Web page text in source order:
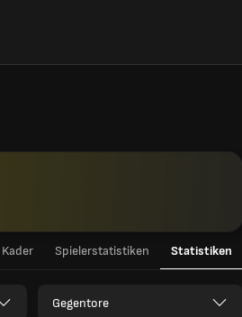
Kader Spielerstatistiken Statistiken
Gegentore